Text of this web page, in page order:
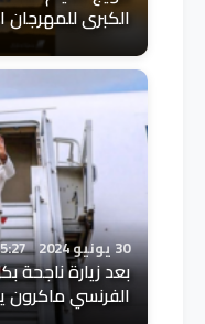
الكبرى للمهرجان
30 يونيو 2024
بعد زيارة ناجحة
الفرنسي ماكرون